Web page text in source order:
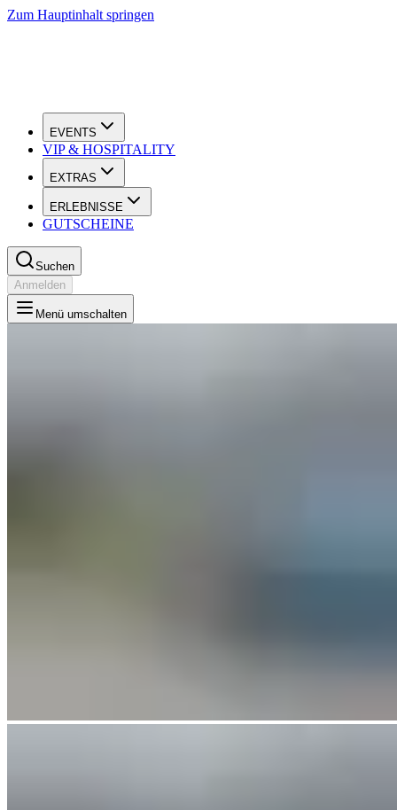
Zum Hauptinhalt springen
EVENTS
VIP & HOSPITALITY
EXTRAS
ERLEBNISSE
GUTSCHEINE
Suchen
Anmelden
Menü umschalten